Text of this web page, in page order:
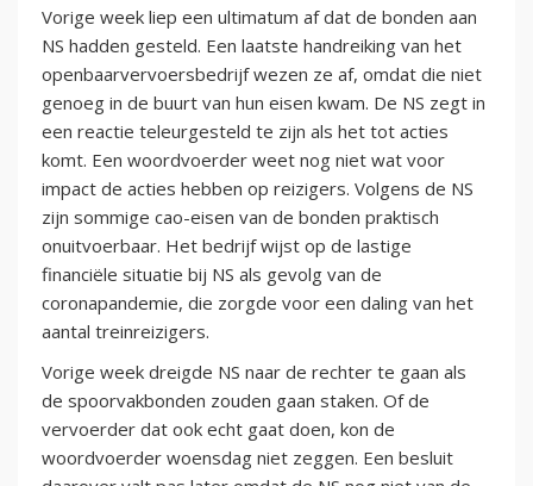
Vorige week liep een ultimatum af dat de bonden aan
NS hadden gesteld. Een laatste handreiking van het
openbaarvervoersbedrijf wezen ze af, omdat die niet
genoeg in de buurt van hun eisen kwam. De NS zegt in
een reactie teleurgesteld te zijn als het tot acties
komt. Een woordvoerder weet nog niet wat voor
impact de acties hebben op reizigers. Volgens de NS
zijn sommige cao-eisen van de bonden praktisch
onuitvoerbaar. Het bedrijf wijst op de lastige
financiële situatie bij NS als gevolg van de
coronapandemie, die zorgde voor een daling van het
aantal treinreizigers.
Vorige week dreigde NS naar de rechter te gaan als
de spoorvakbonden zouden gaan staken. Of de
vervoerder dat ook echt gaat doen, kon de
woordvoerder woensdag niet zeggen. Een besluit